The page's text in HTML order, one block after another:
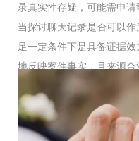
录真实性存疑，可能需申请
当探讨聊天记录是否可以
足一定条件下是具备证据
地反映案件事实，且来源